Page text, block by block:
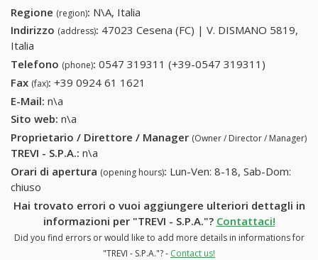
Regione (region): N\A, Italia
Indirizzo (address): 47023 Cesena (FC) | V. DISMANO 5819,
Italia
Telefono (phone): 0547 319311 (+39-0547 319311)
Fax (fax): +39 0924 61 1621
E-Mail: n\a
Sito web: n\a
Proprietario / Direttore / Manager (Owner / Director / Manager)
TREVI - S.P.A.: n\a
Orari di apertura (opening hours): Lun-Ven: 8-18, Sab-Dom:
chiuso
Hai trovato errori o vuoi aggiungere ulteriori dettagli in
informazioni per "TREVI - S.P.A."? Contattaci!
Did you find errors or would like to add more details in informations for
"TREVI - S.P.A."? - Contact us!